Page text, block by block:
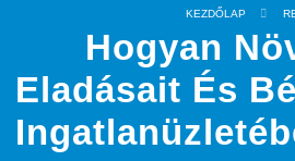
KEZDŐLAP
Hogyan
Eladásait És